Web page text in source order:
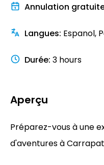
Annulation
Langues: Espanol,
Durée: 3 hours
Aperçu
Préparez-vous à une
d'aventures à